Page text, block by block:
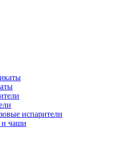
испарители
и чаши